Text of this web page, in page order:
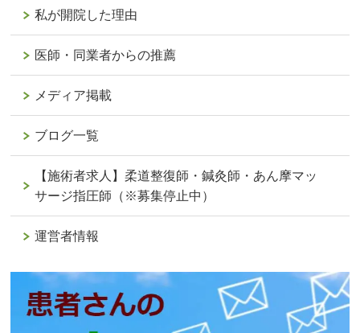
私が開院した理由
医師・同業者からの推薦
メディア掲載
ブログ一覧
【施術者求人】柔道整復師・鍼灸師・あん摩マッ
サージ指圧師（※募集停止中）
運営者情報